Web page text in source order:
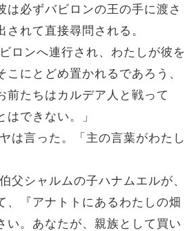
は必ずバビロンの王の手に渡さ
されて直接尋問される。
ロンへ連行され、わたしが彼を
こにとどめ置かれるであろう、
前たちはカルデア人と戦って
はできない。」
は言った。「主の言葉がわたし
父シャルムの子ハナムエルが、
、『アナトトにあるわたしの畑
い。あなたが、親族として買い